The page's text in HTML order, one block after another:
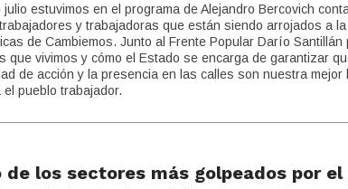
estuvimos en el programa de Alejandro Bercovich
y trabajadoras que están siendo arrojados a
de Cambiemos. Junto al Frente Popular Darío Santillán
que vivimos y cómo el Estado se encarga de garantizar
de acción y la presencia en las calles son nuestra mejor
pueblo trabajador.
de los sectores más golpeados por